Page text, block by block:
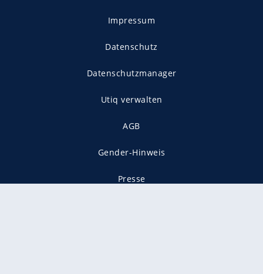
Impressum
Datenschutz
Datenschutzmanager
Utiq verwalten
AGB
Gender-Hinweis
Presse